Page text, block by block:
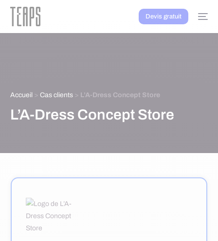
Devis gratuit
Accueil >Cas clients > L’A-Dress Concept Store
L’A-Dress Concept Store